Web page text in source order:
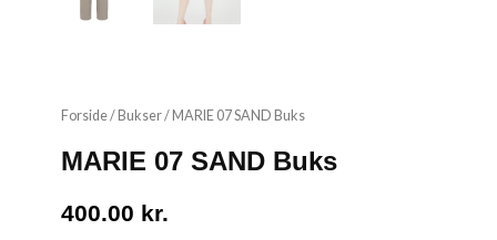
Forside/ Bukser/ MARIE 07 SAND Buks
MARIE 07 SAND Buks
400.00 kr.